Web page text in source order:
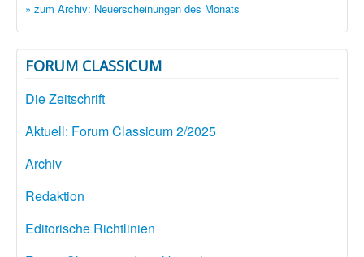
» zum Archiv: Neuerscheinungen des Monats
FORUM CLASSICUM
Die Zeitschrift
Aktuell: Forum Classicum 2/2025
Archiv
Redaktion
Editorische Richtlinien